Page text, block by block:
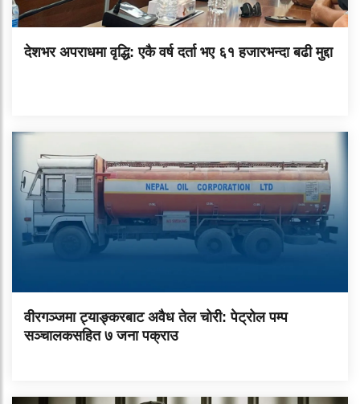
देशभर अपराधमा वृद्धि: एकै वर्ष दर्ता भए ६१ हजारभन्दा बढी मुद्दा
वीरगञ्जमा ट्याङ्करबाट अवैध तेल चोरी: पेट्रोल पम्प
सञ्चालकसहित ७ जना पक्राउ